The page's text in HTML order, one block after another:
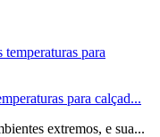
para calçad...
extremos, e sua...